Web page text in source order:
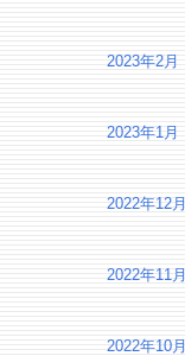
2023年2月
2023年1月
2022年12月
2022年11月
2022年10月